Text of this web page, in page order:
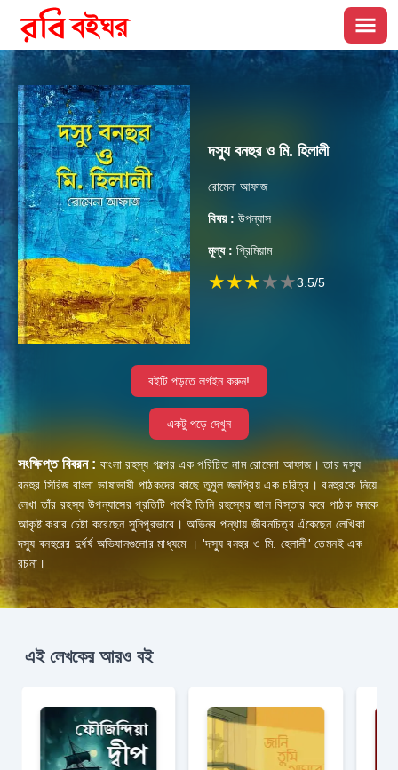
দস্যু বনহুর ও মি. হিলালী
রোমেনা আফাজ
বিষয় : উপন্যাস
মূল্য : প্রিমিয়াম
★★★★★3.5/5
বইটি পড়তে লগইন করুন!
একটু পড়ে দেখুন
সংক্ষিপ্ত বিবরন : বাংলা রহস্য গল্পের এক পরিচিত নাম রোমেনা আফাজ। তার দস্যু
বনহুর সিরিজ বাংলা ভাষাভাষী পাঠকদের কাছে তুমুল জনপ্রিয় এক চরিত্র। বনহুরকে নিয়ে
লেখা তাঁর রহস্য উপন্যাসের প্রতিটি পর্বেই তিনি রহস্যের জাল বিস্তার করে পাঠক মনকে
আকৃষ্ট করার চেষ্টা করেছেন সুনিপুরভাবে। অভিনব পন্থায় জীবনচিত্র এঁকেছেন লেখিকা
দস্যু বনহুরের দুর্ধর্ষ অভিযানগুলোর মাধ্যমে । 'দস্যু বনহুর ও মি. হেলালী' তেমনই এক
রচনা।
এই লেখকের আরও বই